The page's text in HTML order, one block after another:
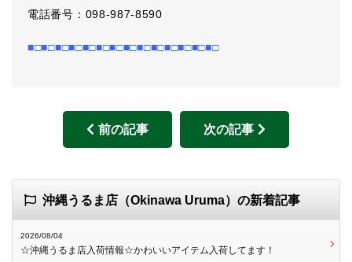
電話番号：098-987-8590
■□■□■□■□■□■□■□■□■□■□■□■□■□■□
前の記事 次の記事
沖縄うるま店（Okinawa Uruma）の新着記事
2026/08/04
☆沖縄うるま店入荷情報☆かわいいアイテム入荷してます！